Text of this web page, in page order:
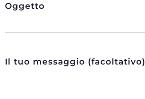
Oggetto
Il tuo messaggio (facoltativo)